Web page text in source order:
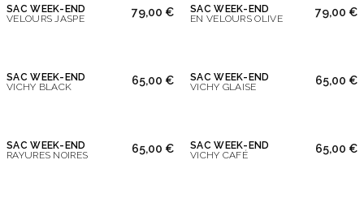
SAC WEEK-END
VELOURS JASPE
79,00 €
SAC WEEK-END
EN VELOURS OLIVE
79,00 €
SAC WEEK-END
VICHY BLACK
65,00 €
SAC WEEK-END
VICHY GLAISE
65,00 €
SAC WEEK-END
RAYURES NOIRES
65,00 €
SAC WEEK-END
VICHY CAFÉ
65,00 €